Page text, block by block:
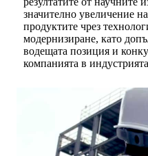
значително увеличение
продуктите чрез
модернизиране, като
водещата позиция и
компанията в